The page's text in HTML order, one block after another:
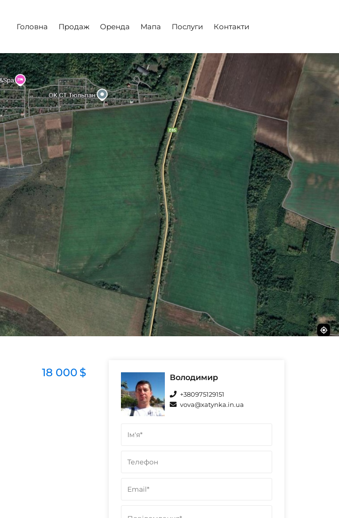
Головна Продаж Оренда Мапа Послуги Контакти
18 000 $ Володимир
+380975129151
vova@xatynka.in.ua